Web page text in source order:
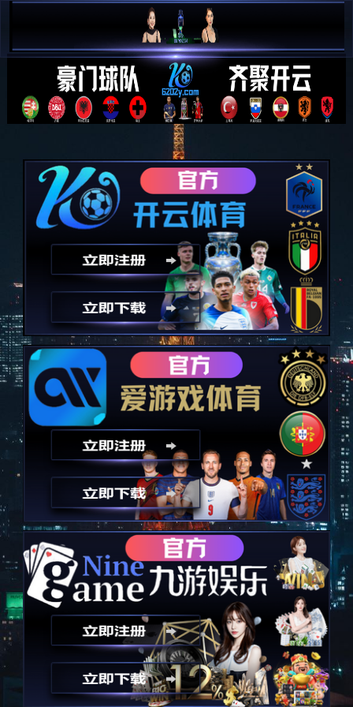
创建文件失败，请检查目录权限！
程序版本：3.1.4-20220421